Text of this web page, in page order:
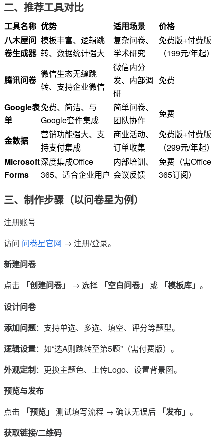
二、推荐工具对比
工具名称 优势 适用场景
价格
八木屋问
卷生成器
模板丰富、逻辑跳
转、数据统计强大
复杂问卷、
学术研究
免费版+付费版
（199元/年起）
腾讯问卷
微信生态无缝跳
转、支持企业微信
微信内分
发、内部调
研
免费
Google表
单
免费、简洁、与
Google套件集成
简单问卷、
团队协作
免费
金数据
营销功能强大、支
持支付集成
商业活动、
订单收集
免费版+付费版
（299元/年起）
Microsoft
Forms
深度集成Office
365、适合企业用户
内部培训、
会议反馈
免费（需Office
365订阅）
三、制作步骤（以问卷星为例）
注册账号
访问 问卷星官网 → 注册/登录。
新建问卷
点击
「创建问卷」 → 选择 「空白问卷」 或 「模板库」 。
设计问卷
添加问题：支持单选、多选、填空、评分等题型。
逻辑设置：如“选A则跳转至第5题”（需付费版）。
外观定制：更换主题色、上传Logo、设置背景图。
预览与发布
点击
「预览」 测试填写流程 → 确认无误后 「发布」 。
获取链接/二维码